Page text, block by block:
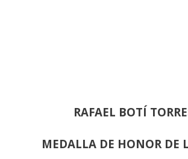
RAFAEL BOTÍ
MEDALLA DE HONOR DE